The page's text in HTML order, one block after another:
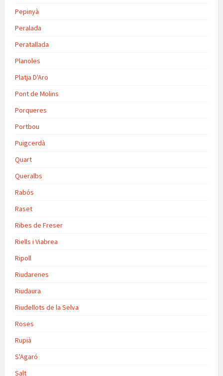
Pepinyà
Peralada
Peratallada
Planoles
Platja D'Aro
Pont de Molins
Porqueres
Portbou
Puigcerdà
Quart
Queralbs
Rabós
Raset
Ribes de Freser
Riells i Viabrea
Ripoll
Riudarenes
Riudaura
Riudellots de la Selva
Roses
Rupià
S'Agaró
Salt